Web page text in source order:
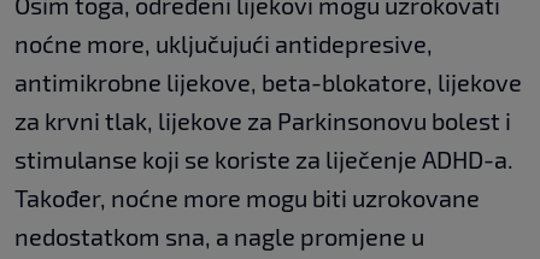
noćne more, uključujući antidepresive,
antimikrobne lijekove, beta-blokatore, lijekove
za krvni tlak, lijekove za Parkinsonovu bolest i
stimulanse koji se koriste za liječenje ADHD-a.
Također, noćne more mogu biti uzrokovane
nedostatkom sna, a nagle promjene u